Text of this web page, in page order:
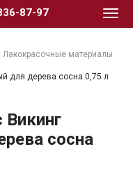
Лакокрасочные материалы
для дерева сосна 0,75 л
Викинг
сосна
87-97